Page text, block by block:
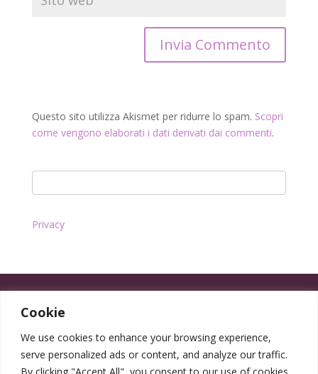
Cookie
We use cookies to enhance your browsing experience,
serve personalized ads or content, and analyze our traffic.
By clicking "Accept All", you consent to our use of cookies.
Questo sito utilizza Akismet per ridurre lo spam. Scopri
come vengono elaborati i dati derivati dai commenti.
Privacy